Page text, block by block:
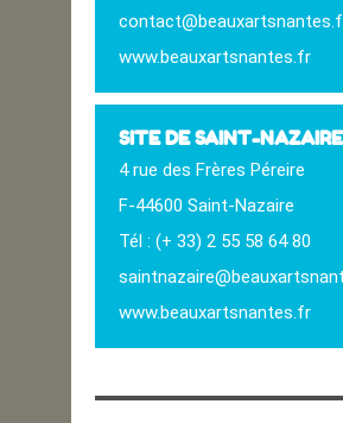
OPEN SCHOOL
CONTACTS
www.beauxartsnantes.fr
SITE DE SAINT-NAZAIRE
4 rue des Frères Péreire
F-44600 Saint-Nazaire
Tél : (+ 33) 2 55 58 64 80
www.beauxartsnantes.fr